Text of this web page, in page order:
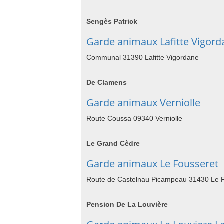
Sengès Patrick
Garde animaux Lafitte
Communal 31390 Lafitte Vigordane
De Clamens
Garde animaux Verniolle
Route Coussa 09340 Verniolle
Le Grand Cèdre
Garde animaux Le Fousseret
Route de Castelnau Picampeau 31430 Le
Pension De La Louvière